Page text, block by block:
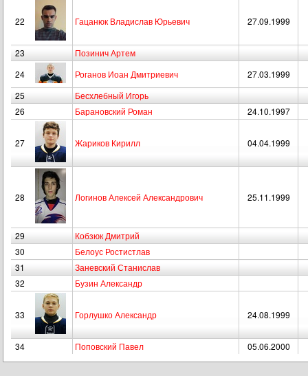
22 Гацанюк Владислав Юрьевич 27.09.1999
23
Позинич Артем
24
Роганов Иоан Дмитриевич
27.03.1999
25
Бесхлебный Игорь
26
Барановский Роман 24.10.1997
27 Жариков Кирилл 04.04.1999
28 Логинов Алексей Александрович 25.11.1999
29
Кобзюк Дмитрий
30
Белоус Ростистлав
31
Заневский Станислав
32
Бузин Александр
33 Горлушко Александр 24.08.1999
34 Поповский Павел 05.06.2000